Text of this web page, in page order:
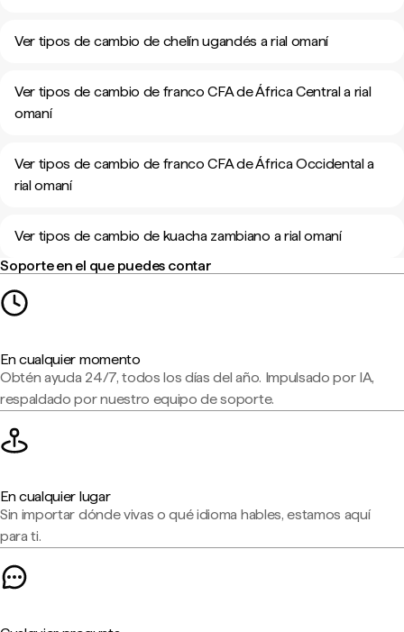
Ver tipos de cambio de chelín ugandés a rial omaní
Ver tipos de cambio de franco CFA de África Central a rial
omaní
Ver tipos de cambio de franco CFA de África Occidental a
rial omaní
Ver tipos de cambio de kuacha zambiano a rial omaní
Soporte en el que puedes contar
En cualquier momento
Obtén ayuda 24/7, todos los días del año. Impulsado por IA,
respaldado por nuestro equipo de soporte.
En cualquier lugar
Sin importar dónde vivas o qué idioma hables, estamos aquí
para ti.